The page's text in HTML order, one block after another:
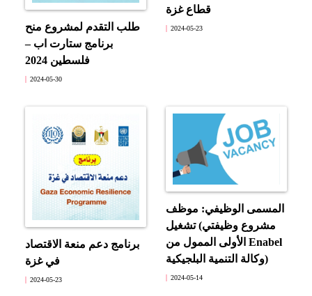
طلب التقدم لمشروع منح
برنامج ستارت اب –
فلسطين 2024
2024-05-30
قطاع غزة
2024-05-23
برنامج دعم منعة الاقتصاد
في غزة
2024-05-23
المسمى الوظيفي: موظف
تشغيل (مشروع وظيفتي
الأولى الممول من Enabel
وكالة التنمية البلجيكية)
2024-05-14